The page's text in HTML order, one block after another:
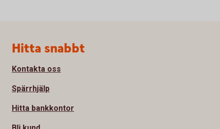
Sidfot
Hitta snabbt
Kontakta oss
Spärrhjälp
Hitta bankkontor